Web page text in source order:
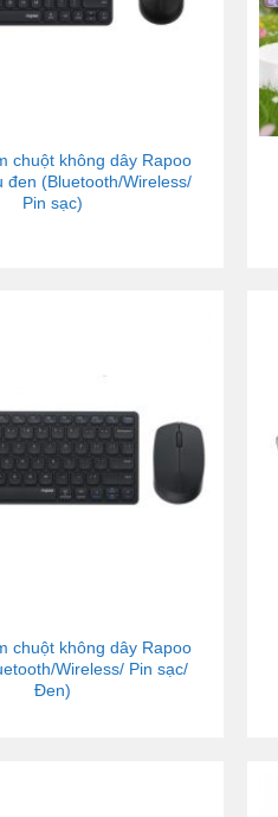
chuột không dây Rapoo
đen (Bluetooth/Wireless/
Pin sạc)
chuột không dây Rapoo
Wireless/ Pin sạc/
Đen)